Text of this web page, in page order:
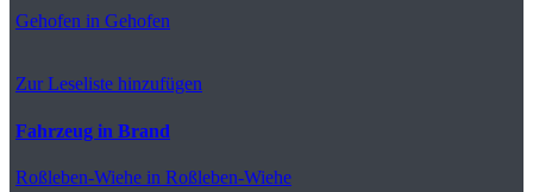
Gehofen in Gehofen
Zur Leseliste hinzufügen
Fahrzeug in Brand
Roßleben-Wiehe in Roßleben-Wiehe